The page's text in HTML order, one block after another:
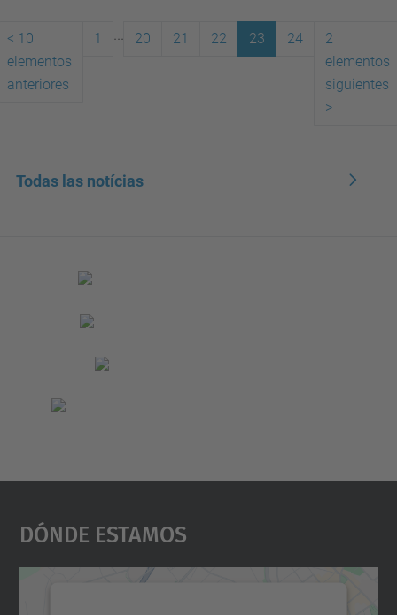
< 10
elementos
anteriores
1 20 21 22 23 24
2
elementos
siguientes
>
Todas las notícias
Dónde Estamos